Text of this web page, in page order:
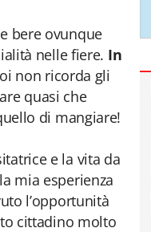
bere ovunque
nelle fiere. In
non ricorda gli
quasi che
di mangiare!
e la vita da
mia esperienza
l’opportunità
cittadino molto